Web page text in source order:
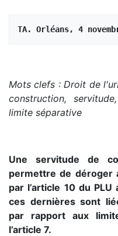
TA. Orléans, 4
Mots clefs : Droit de
construction,
limite séparative
Une servitude de
permettre de déroger
par l’article 10 du
ces dernières sont
par rapport aux
l’article 7.